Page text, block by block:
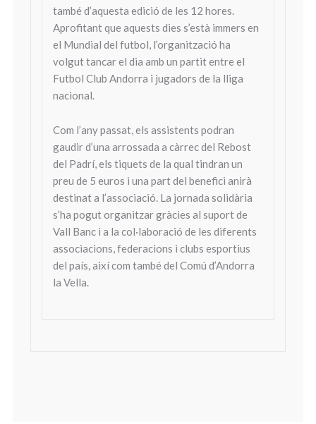
també d’aquesta edició de les 12 hores.
Aprofitant que aquests dies s’està immers en
el Mundial del futbol, l’organització ha
volgut tancar el dia amb un partit entre el
Futbol Club Andorra i jugadors de la lliga
nacional.
Com l’any passat, els assistents podran
gaudir d’una arrossada a càrrec del Rebost
del Padrí, els tiquets de la qual tindran un
preu de 5 euros i una part del benefici anirà
destinat a l’associació. La jornada solidària
s’ha pogut organitzar gràcies al suport de
Vall Banc i a la col·laboració de les diferents
associacions, federacions i clubs esportius
del país, així com també del Comú d’Andorra
la Vella.